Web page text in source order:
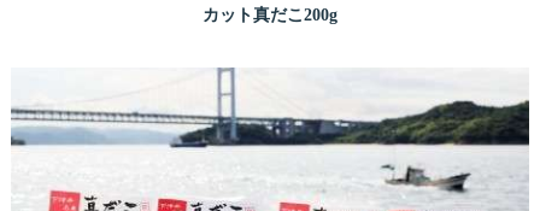
カット真だこ200g